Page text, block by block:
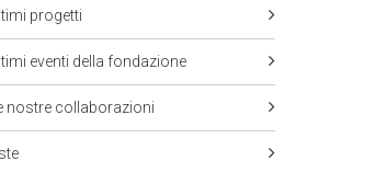
progetti
eventi della fondazione
nostre collaborazioni